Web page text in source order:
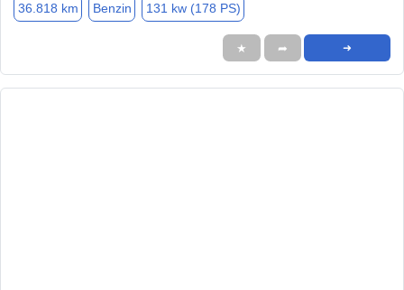
36.818 km Benzin 131 kw (178 PS)
★ ➦ ➜